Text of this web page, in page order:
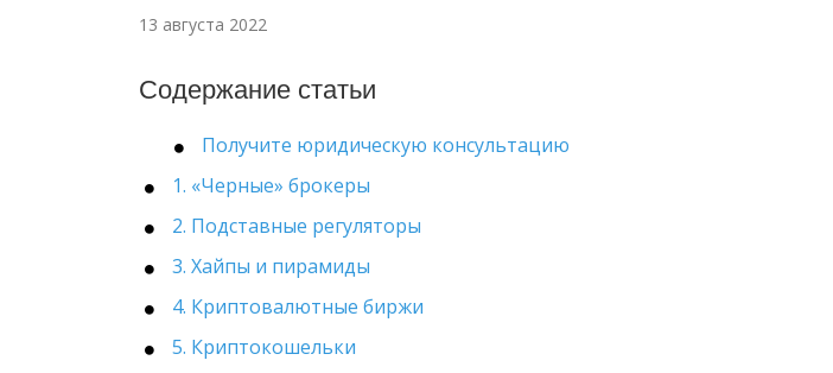
13 августа 2022
Содержание статьи
Получите юридическую консультацию
1. «Черные» брокеры
2. Подставные регуляторы
3. Хайпы и пирамиды
4. Криптовалютные биржи
5. Криптокошельки